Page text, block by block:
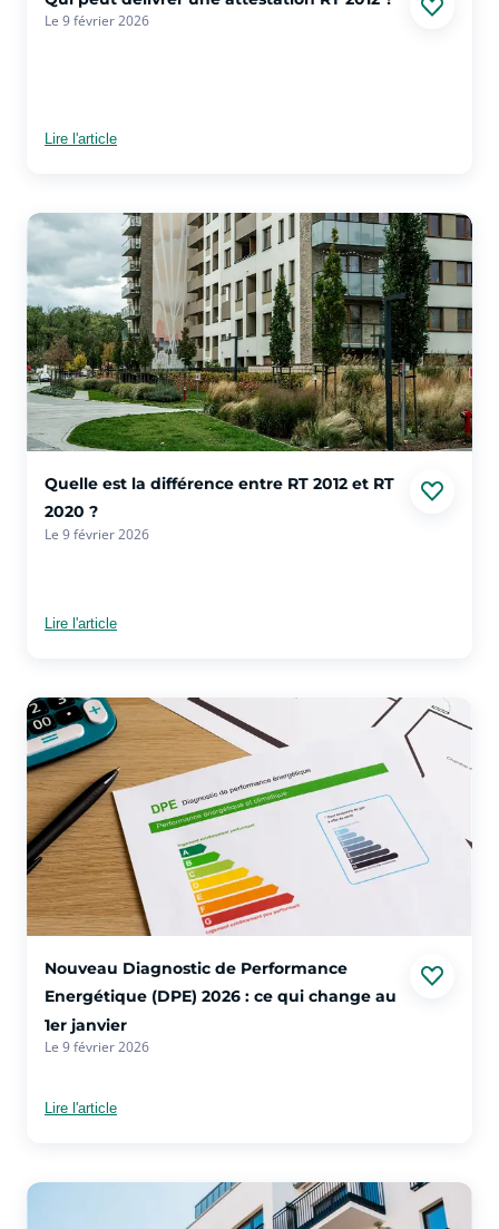
Le 9 février 2026
Lire l'article
Quelle est la différence entre RT 2012 et RT
2020 ?
Le 9 février 2026
voir plus sur l'article Quelle est la différence entre RT 2012
Lire l'article
Nouveau Diagnostic de Performance
Energétique (DPE) 2026 : ce qui change au
1er janvier
Le 9 février 2026
voir plus sur l'article Nouveau Diagnostic de Performance
Lire l'article